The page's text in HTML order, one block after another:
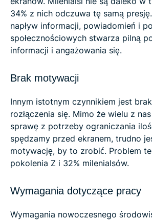
34% z nich odczuwa tę samą
napływ informacji, powiadomień i
społecznościowych stwarza pilną
informacji i angażowania się.
Brak motywacji
Innym istotnym czynnikiem jest
rozłączenia się. Mimo że wielu z
sprawę z potrzeby ograniczania
spędzamy przed ekranem, trudno
motywację, by to zrobić. Problem
pokolenia Z i 32% milenialsów.
Wymagania dotyczące pracy
Wymagania nowoczesnego